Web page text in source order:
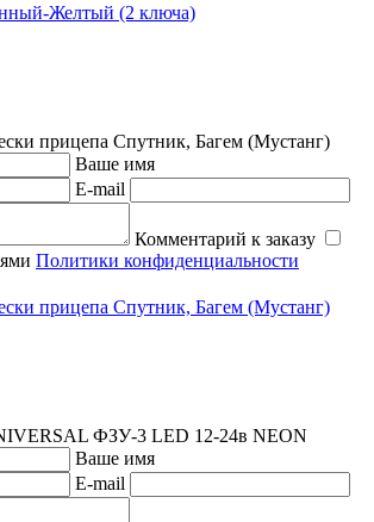
Желтый (2 ключа)
прицепа Спутник, Багем (Мустанг)
Ваше имя
E-mail
Комментарий к заказу
Политики конфиденциальности
прицепа Спутник, Багем (Мустанг)
ФЗУ-3 LED 12-24в NEON
Ваше имя
E-mail